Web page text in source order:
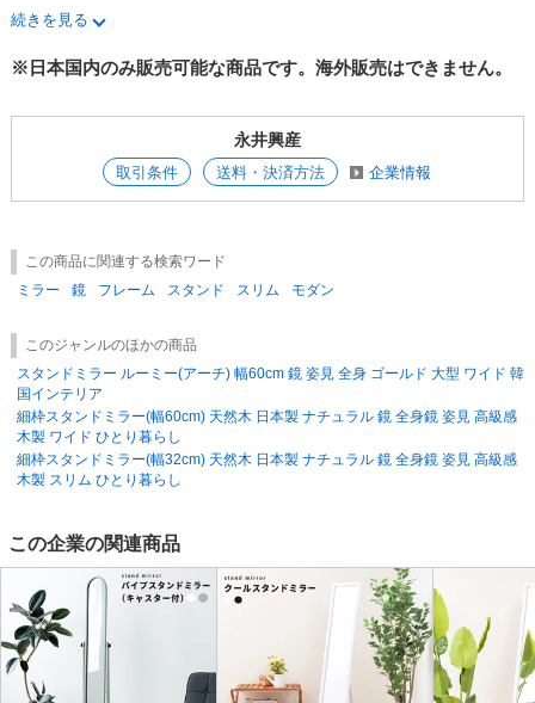
す。
※配送先追加登録はこちら(ログイン後)
【各色アソート】をご注文の方はメッセージBOXより色指定のご連絡を
※消費者直送の場合は代引き対応不可となりますのでご了承下さい。
この商品は、【完成商品】 となっております。
ーなどの環境等のちがいにより若干異なる場合がございます。
【ご注意】以下のお届け先には別途送料がかかります。
※沖縄・離島は出荷不可です。
※追加送料は1梱包につき料金がかかります。
※ご不明な点はご注文前に必ずお問い合わせ下さい。
【出荷について】
13時までのご注文は翌営業日出荷、それ以降のご注文は翌々営業日出荷と
なります。
※土、日、祝日のご注文は翌々営業日の出荷となります。
続きを見る
※日本国内のみ販売可能な商品です。海外販売はできません。
永井興産
取引条件 送料・決済方法 企業情報
この商品に関連する検索ワード
ミラー
鏡 フレーム スタンド スリム モダン
このジャンルのほかの商品
スタンドミラー ルーミー(アーチ) 幅60cm 鏡 姿見 全身 ゴールド 大型 ワイド 韓
国インテリア
細枠スタンドミラー(幅60cm) 天然木 日本製 ナチュラル 鏡 全身鏡 姿見 高級感
木製 ワイド ひとり暮らし
細枠スタンドミラー(幅32cm) 天然木 日本製 ナチュラル 鏡 全身鏡 姿見 高級感
木製 スリム ひとり暮らし
この企業の関連商品